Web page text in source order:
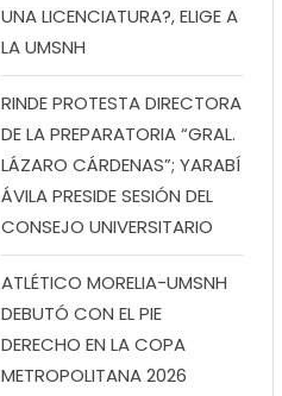
UNA LICENCIATURA?, ELIGE A
LA UMSNH
RINDE PROTESTA DIRECTORA
DE LA PREPARATORIA “GRAL.
LÁZARO CÁRDENAS”; YARABÍ
ÁVILA PRESIDE SESIÓN DEL
CONSEJO UNIVERSITARIO
ATLÉTICO MORELIA-UMSNH
DEBUTÓ CON EL PIE
DERECHO EN LA COPA
METROPOLITANA 2026